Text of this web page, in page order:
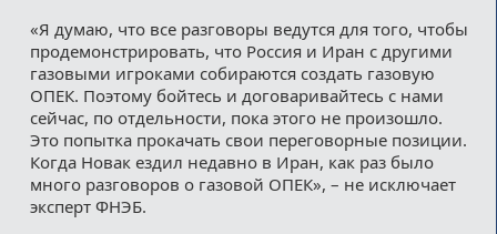
«Я думаю, что все разговоры ведутся для того, чтобы
продемонстрировать, что Россия и Иран с другими
газовыми игроками собираются создать газовую
ОПЕК. Поэтому бойтесь и договаривайтесь с нами
сейчас, по отдельности, пока этого не произошло.
Это попытка прокачать свои переговорные позиции.
Когда Новак ездил недавно в Иран, как раз было
много разговоров о газовой ОПЕК», – не исключает
эксперт ФНЭБ.